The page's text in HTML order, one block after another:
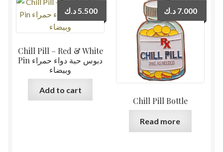
Chill Pill – Red & White
Pin دبوس حبة دواء حمراء
وبيضاء
5.500 د.ك
Add to cart
Chill Pill Bottle
7.000 د.ك
Read more